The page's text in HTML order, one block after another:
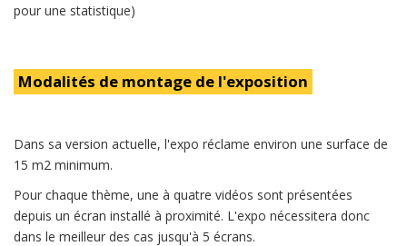
pour une statistique)
Modalités de montage de l'exposition
Dans sa version actuelle, l'expo réclame environ une surface de
15 m2 minimum.
Pour chaque thème, une à quatre vidéos sont présentées
depuis un écran installé à proximité. L'expo nécessitera donc
dans le meilleur des cas jusqu'à 5 écrans.